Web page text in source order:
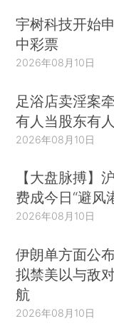
宇树科技开始
中彩票
2026年08月10日
足浴店卖淫案
有人当股东有
2026年08月10日
【大盘脉搏】
费成今日“避风
2026年08月10日
伊朗单方面公
拟禁美以与敌
航
2026年08月10日